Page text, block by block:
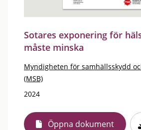
Sotares exponering för
måste minska
Myndigheten för samhällsskydd
(MSB)
2024
Öppna dokument